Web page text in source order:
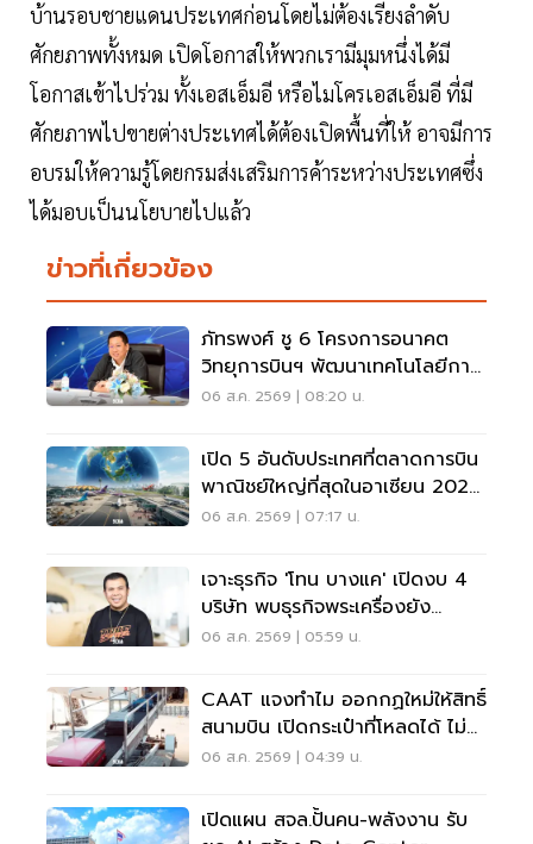
บ้านรอบชายแดนประเทศก่อนโดยไม่ต้องเรียงลำดับ
ศักยภาพทั้งหมด เปิดโอกาสให้พวกเรามีมุมหนึ่งได้มี
โอกาสเข้าไปร่วม ทั้งเอสเอ็มอี หรือไมโครเอสเอ็มอี ที่มี
ศักยภาพไปขายต่างประเทศได้ต้องเปิดพื้นที่ให้ อาจมีการ
อบรมให้ความรู้โดยกรมส่งเสริมการค้าระหว่างประเทศซึ่ง
ได้มอบเป็นนโยบายไปแล้ว
ข่าวที่เกี่ยวข้อง
ภัทรพงศ์ ชู 6 โครงการอนาคต
วิทยุการบินฯ พัฒนาเทคโนโลยีการ
เดินอากาศ การบินยุคใหม่
06 ส.ค. 2569 | 08:20 น.
เปิด 5 อันดับประเทศที่ตลาดการบิน
พาณิชย์ใหญ่ที่สุดในอาเซียน 2026
เวียดนามแซงไทยแล้ว
06 ส.ค. 2569 | 07:17 น.
เจาะธุรกิจ 'โทน บางแค' เปิดงบ 4
บริษัท พบธุรกิจพระเครื่องยัง
ขาดทุน
06 ส.ค. 2569 | 05:59 น.
CAAT แจงทำไม ออกกฏใหม่ให้สิทธิ์
สนามบิน เปิดกระเป๋าที่โหลดได้ ไม่
ต้องเรียกเจ้าของ
06 ส.ค. 2569 | 04:39 น.
เปิดแผน สจล.ปั้นคน-พลังงาน รับ